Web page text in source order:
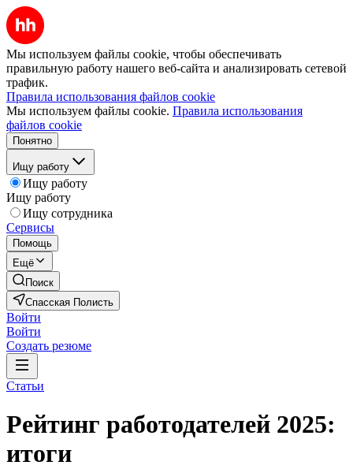
Мы используем файлы cookie, чтобы обеспечивать
правильную работу нашего веб-сайта и анализировать сетевой
трафик.
Правила использования файлов cookie
Мы используем файлы cookie. Правила использования
файлов cookie
Понятно
Ищу работу
Ищу работу
Ищу работу
Ищу сотрудника
Сервисы
Помощь
Ещё
Поиск
Спасская Полисть
Войти
Войти
Создать резюме
Статьи
Рейтинг работодателей 2025:
итоги